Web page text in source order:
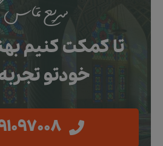
سریع تماس
تا کمکت کنیم
خودتو